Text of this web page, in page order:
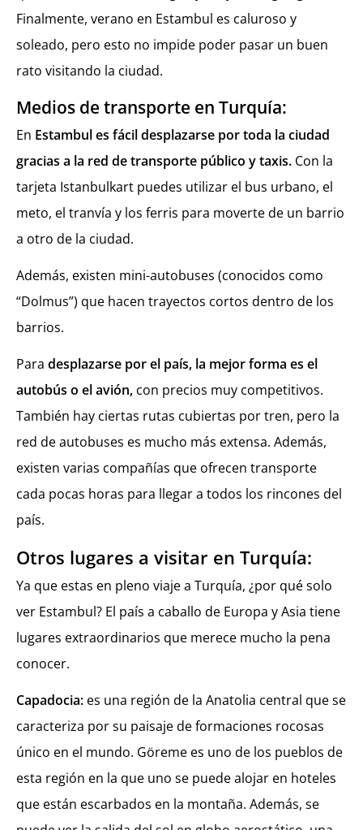
Finalmente, verano en Estambul es caluroso y
soleado, pero esto no impide poder pasar un buen
rato visitando la ciudad.
Medios de transporte en Turquía:
En Estambul es fácil desplazarse por toda la ciudad
gracias a la red de transporte público y taxis. Con la
tarjeta Istanbulkart puedes utilizar el bus urbano, el
meto, el tranvía y los ferris para moverte de un barrio
a otro de la ciudad.
Además, existen mini-autobuses (conocidos como
“Dolmus”) que hacen trayectos cortos dentro de los
barrios.
Para desplazarse por el país, la mejor forma es el
autobús o el avión, con precios muy competitivos.
También hay ciertas rutas cubiertas por tren, pero la
red de autobuses es mucho más extensa. Además,
existen varias compañías que ofrecen transporte
cada pocas horas para llegar a todos los rincones del
país.
Otros lugares a visitar en Turquía:
Ya que estas en pleno viaje a Turquía, ¿por qué solo
ver Estambul? El país a caballo de Europa y Asia tiene
lugares extraordinarios que merece mucho la pena
conocer.
Capadocia: es una región de la Anatolia central que se
caracteriza por su paisaje de formaciones rocosas
único en el mundo. Göreme es uno de los pueblos de
esta región en la que uno se puede alojar en hoteles
que están escarbados en la montaña. Además, se